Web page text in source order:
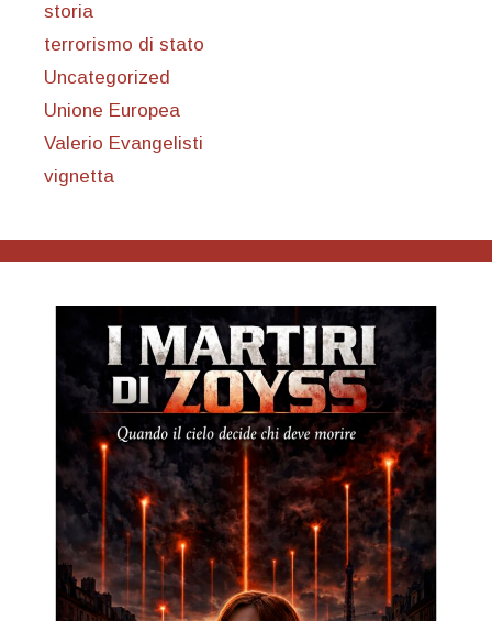
storia
terrorismo di stato
Uncategorized
Unione Europea
Valerio Evangelisti
vignetta